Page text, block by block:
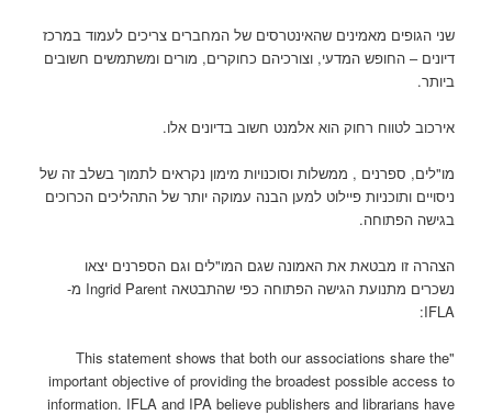
שני הגופים מאמינים שהאינטרסים של המחברים צריכים לעמוד במרכז
דיונים – החופש המדעי, וצורכיהם כחוקרים, מורים ומשתמשים חשובים
ביותר.
אירכוב לטווח רחוק הוא אלמנט חשוב בדיונים אלו.
מו"לים, ספרנים , ממשלות וסוכנויות מימון נקראים לתמוך בשלב זה של
ניסויים ותוכניות פיילוט למען הבנה עמוקה יותר של התהליכים הכרוכים
בגישה הפתוחה.
הצהרה זו מבטאת את האמונה שגם המו"לים וגם הספרנים יצאו
נשכרים מתנועת הגישה הפתוחה כפי שהתבטאה Ingrid Parent מ-
IFLA:
"This statement shows that both our associations share the
important objective of providing the broadest possible access to
information. IFLA and IPA believe publishers and librarians have